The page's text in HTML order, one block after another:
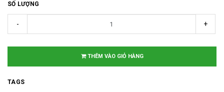
SỐ LƯỢNG
- +
THÊM VÀO GIỎ HÀNG
TAGS